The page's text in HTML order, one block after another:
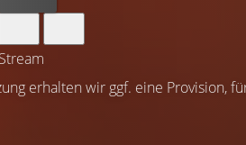
Stream
erhalten wir ggf. eine Provision,